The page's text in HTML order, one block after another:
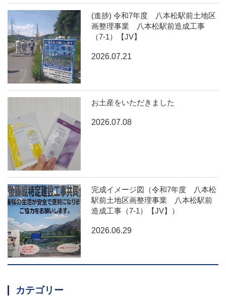
(進捗) 令和7年度 八本松駅前土地区
画整理事業 八本松駅前造成工事
（7-1）【JV】
2026.07.21
お土産をいただきました
2026.07.08
完成イメージ図（令和7年度 八本松
駅前土地区画整理事業 八本松駅前
造成工事（7-1）【JV】）
2026.06.29
カテゴリー